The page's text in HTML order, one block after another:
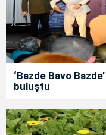
‘Bazde Bavo
buluştu